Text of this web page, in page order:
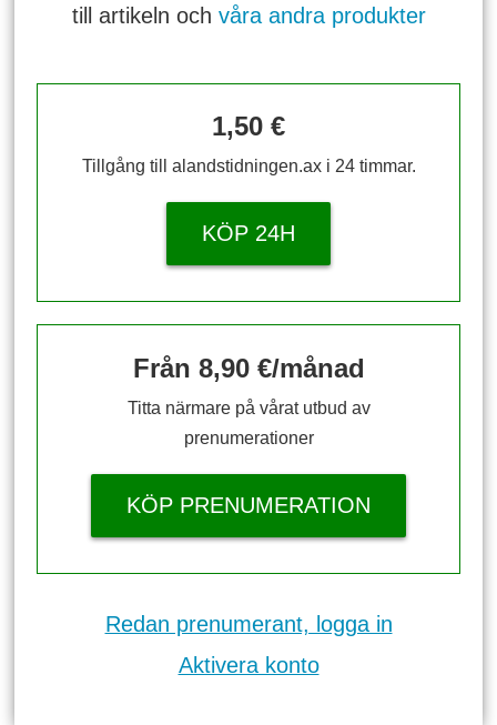
till artikeln och våra andra produkter
1,50 €
Tillgång till alandstidningen.ax i 24 timmar.
KÖP 24H
Från 8,90 €/månad
Titta närmare på vårat utbud av
prenumerationer
KÖP PRENUMERATION
Redan prenumerant, logga in
Aktivera konto